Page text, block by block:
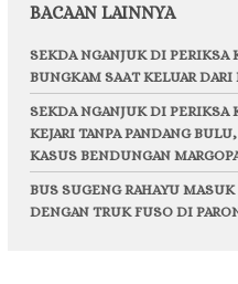
BACAAN LAINNYA
SEKDA NGANJUK DI PERIKSA
BUNGKAM SAAT KELUAR DARI
SEKDA NGANJUK DI PERIKSA
KEJARI TANPA PANDANG
KASUS BENDUNGAN
BUS SUGENG RAHAYU
DENGAN TRUK FUSO DI